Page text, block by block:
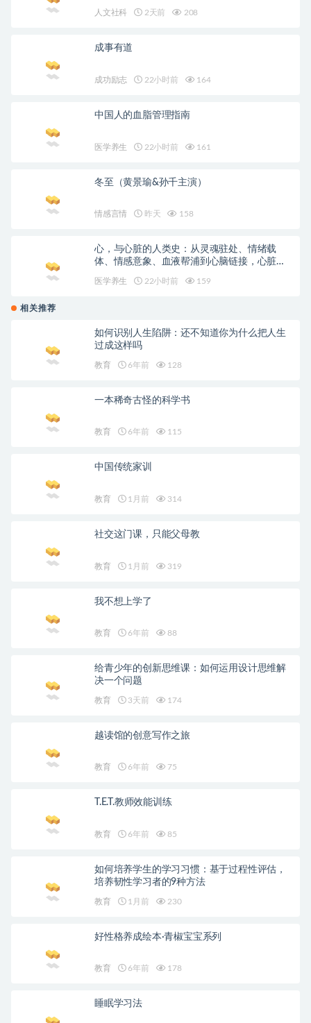
人文社科 2天前 208
成事有道
成功励志 22小时前 164
中国人的血脂管理指南
医学养生 22小时前 161
冬至（黄景瑜&孙千主演）
情感言情 昨天 158
心，与心脏的人类史：从灵魂驻处、情绪载
体、情感意象、血液帮浦到心脑链接，心脏的
医学养生 22小时前 159
相关推荐
如何识别人生陷阱：还不知道你为什么把人生
过成这样吗
教育 6年前 128
一本稀奇古怪的科学书
教育 6年前 115
中国传统家训
教育 1月前 314
社交这门课，只能父母教
教育 1月前 319
我不想上学了
教育 6年前 88
给青少年的创新思维课：如何运用设计思维解
决一个问题
教育 3天前 174
越读馆的创意写作之旅
教育 6年前 75
T.E.T.教师效能训练
教育 6年前 85
如何培养学生的学习习惯：基于过程性评估，
培养韧性学习者的9种方法
教育 1月前 230
好性格养成绘本·青椒宝宝系列
教育 6年前 178
睡眠学习法